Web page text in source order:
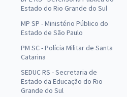
Estado do Rio Grande do Sul
MP SP - Ministério Público do
Estado de São Paulo
PM SC - Polícia Militar de Santa
Catarina
SEDUC RS - Secretaria de
Estado da Educação do Rio
Grande do Sul